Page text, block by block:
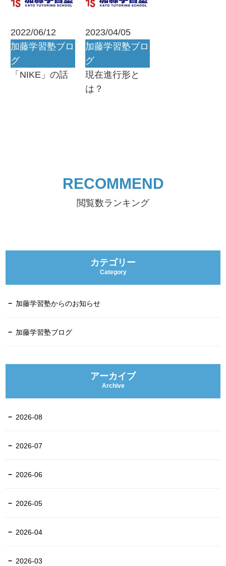
2022/06/12
加藤学習塾ブロ
グ
「NIKE」の話
2023/04/05
加藤学習塾ブロ
グ
現在進行形と
は？
RECOMMEND
閲覧数ランキング
カテゴリー
Category
加藤学習塾からのお知らせ
加藤学習塾ブログ
アーカイブ
Archive
2026-08
2026-07
2026-06
2026-05
2026-04
2026-03